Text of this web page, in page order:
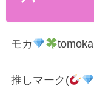
モカ tomoka
推しマーク(